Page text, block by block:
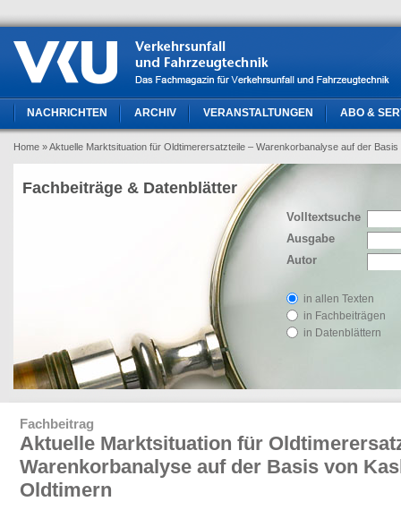
NACHRICHTEN ARCHIV VERANSTALTUNGEN ABO &
Home » Aktuelle Marktsituation für Oldtimerersatzteile – Warenkorbanalyse auf der
Volltextsuche
Ausgabe
Autor
in allen Texten
in Fachbeiträgen
in Datenblättern
Fachbeiträge & Datenblätter
Fachbeitrag
Aktuelle Marktsituation für
Warenkorbanalyse auf der Basis von
Oldtimern